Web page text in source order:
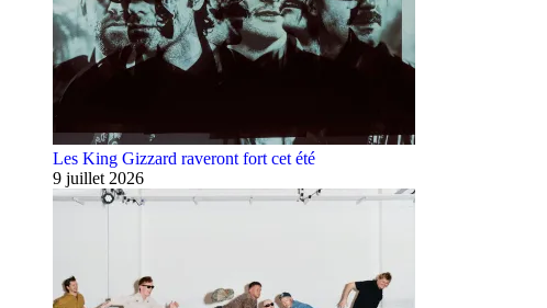
Les King Gizzard raveront fort cet été
9 juillet 2026